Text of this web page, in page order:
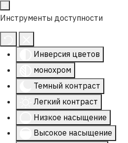
Инструменты доступности
Инверсия цветов
монохром
Темный контраст
Легкий контраст
Низкое насыщение
Высокое насыщение